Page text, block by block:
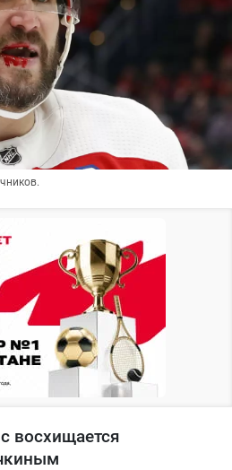
восхищается